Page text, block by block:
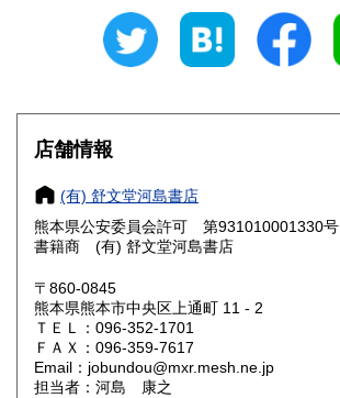
250円 静岡県
奈良県 250円 和歌山県
岡山県 250円
山口県 250円 徳島県
店舗情報
(有) 舒文堂河島書店
熊本県公安委員会許可 第931010001330号
書籍商 (有) 舒文堂河島書店
〒860-0845
熊本県熊本市中央区上通町 11 - 2
ＴＥＬ：096-352-1701
ＦＡＸ：096-359-7617
Email：jobundou@mxr.mesh.ne.jp
担当者：河島 康之